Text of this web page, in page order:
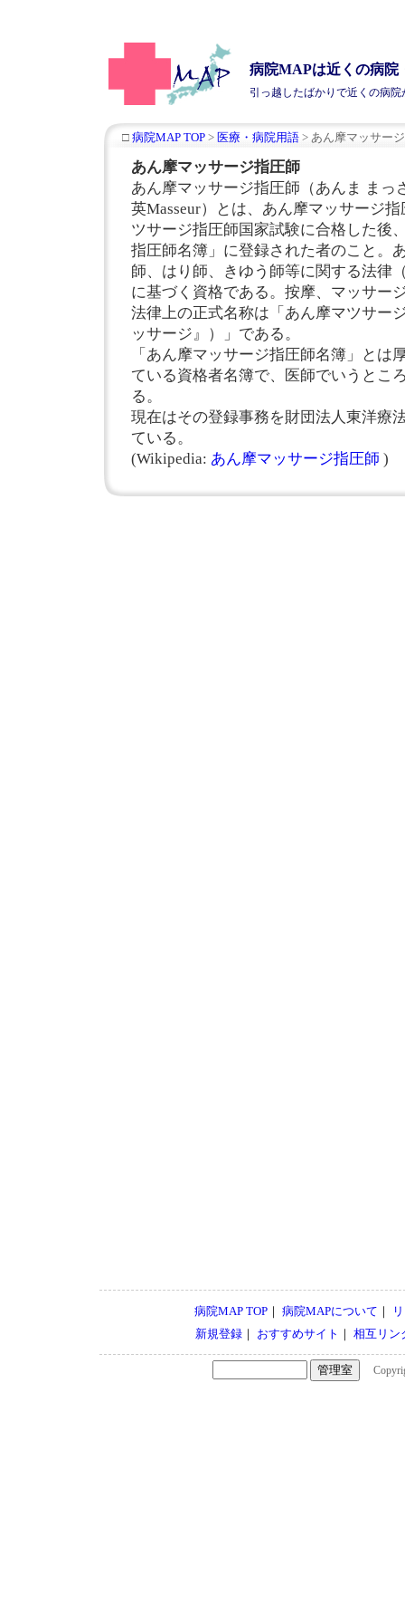
病院MAPは近くの病院
引っ越したばかりで近くの病院
□ 病院MAP TOP > 医療・病院用語 > あん摩マッサー
あん摩マッサージ指圧師
あん摩マッサージ指圧師（あんま まっ
英Masseur）とは、あん摩マッサージ
ツサージ指圧師国家試験に合格した後
指圧師名簿」に登録された者のこと。
師、はり師、きゆう師等に関する法律
に基づく資格である。按摩、マッサー
法律上の正式名称は「あん摩マツサー
ッサージ』）」である。
「あん摩マッサージ指圧師名簿」とは
ている資格者名簿で、医師でいうとこ
る。
現在はその登録事務を財団法人東洋療
ている。
(Wikipedia: あん摩マッサージ指圧師 )
病院MAP TOP ｜ 病院MAPについて ｜
新規登録 ｜ おすすめサイト ｜ 相互リン